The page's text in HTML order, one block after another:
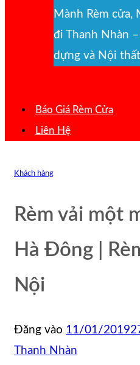
Mành Rèm cửa,
đi Thanh Nhàn
dựng và Nội
Báo Giá Rèm Cửa
Liên Hệ
Khách hàng
Rèm vải một
Hà Đông |
Nội
Đăng vào 11/01/2019
Thanh Nhàn